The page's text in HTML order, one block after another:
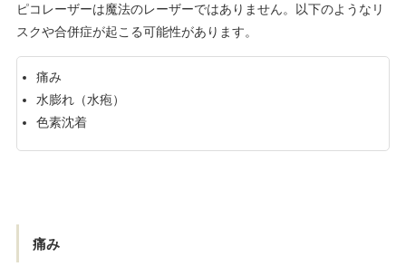
ピコレーザーは魔法のレーザーではありません。以下のようなリ
スクや合併症が起こる可能性があります。
痛み
水膨れ（水疱）
色素沈着
痛み